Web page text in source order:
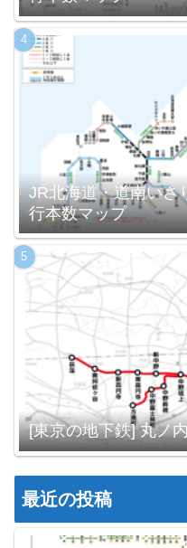
JR北海道・道南いさ
行本数マップ
[東京の地下鉄] 丸ノ
最近の投稿